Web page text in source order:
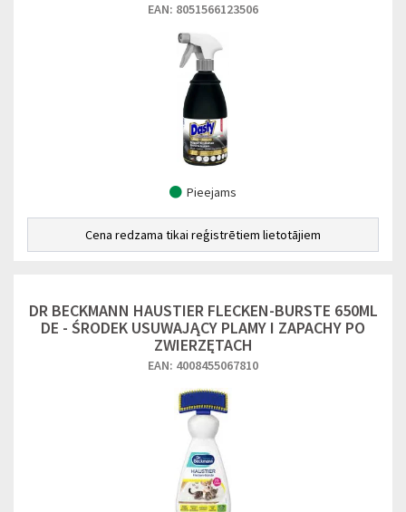
EAN: 8051566123506
Pieejams
Cena redzama tikai reģistrētiem lietotājiem
DR BECKMANN HAUSTIER FLECKEN-BURSTE 650ML
DE - ŚRODEK USUWAJĄCY PLAMY I ZAPACHY PO
ZWIERZĘTACH
EAN: 4008455067810